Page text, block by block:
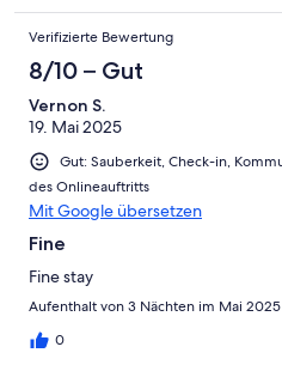
Verifizierte Bewertung
8/10 – Gut
Vernon S.
19. Mai 2025
Gut: Sauberkeit, Check-in,
des Onlineauftritts
Mit Google übersetzen
Fine
Fine stay
Aufenthalt von 3 Nächten im Mai 2025
0